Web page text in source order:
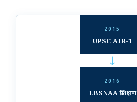
2015
UPSC AIR-1
→
2016
LBSNAA प्रशिक्षण